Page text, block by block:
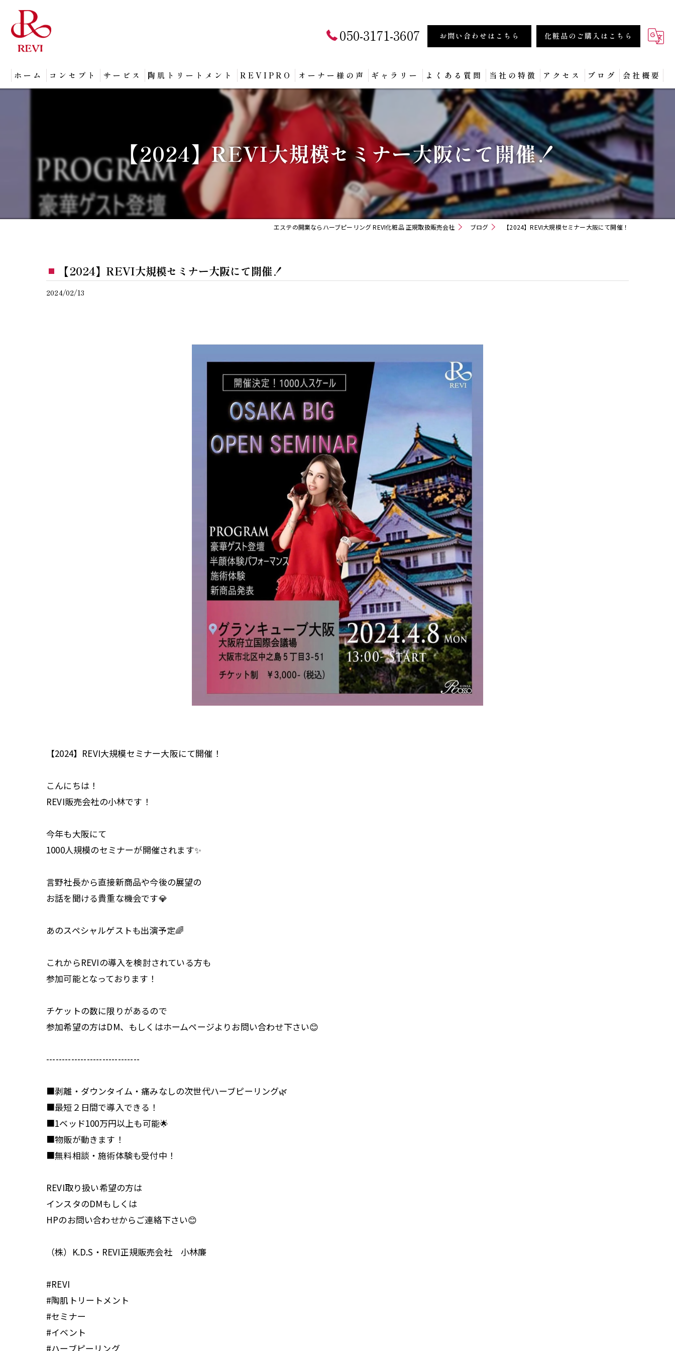
050-3171-3607 お問い合わせはこちら 化粧品のご購入はこちら
ホーム コンセプト サービス 陶肌トリートメント REVIPRO オーナー様の声 ギャラリー よくある質問 当社の特徴
商材
化粧品
フェイシャル
集客
セミナー
アクセス ブログ 会社概要
【2024】REVI大規模セミナー大阪にて開催！
エステの開業ならハーブピーリング REVI化粧品 正規取扱販売会社 ブログ 【2024】REVI大規模セミナー大阪にて開催！
【2024】REVI大規模セミナー大阪にて開催！
2024/02/13
【2024】REVI大規模セミナー大阪にて開催！
こんにちは！
REVI販売会社の小林です！
今年も大阪にて
1000人規模のセミナーが開催されます✨
言野社長から直接新商品や今後の展望の
お話を聞ける貴重な機会です💎
あのスペシャルゲストも出演予定🌈
これからREVIの導入を検討されている方も
参加可能となっております！
チケットの数に限りがあるので
参加希望の方はDM、もしくはホームページよりお問い合わせ下さい😊
------------------------------
■剥離・ダウンタイム・痛みなしの次世代ハーブピーリング🌿
■最短２日間で導入できる！
■1ベッド100万円以上も可能🌟
■物販が動きます！
■無料相談・施術体験も受付中！
REVI取り扱い希望の方は
インスタのDMもしくは
HPのお問い合わせからご連絡下さい😊
（株）K.D.S・REVI正規販売会社 小林廉
#REVI
#陶肌トリートメント
#セミナー
#イベント
#ハーブピーリング